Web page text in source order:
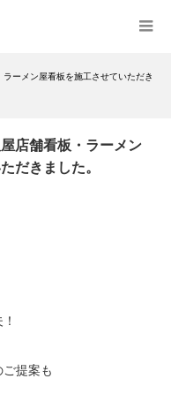
ーメン屋看板を施工させていただき
店舗看板・ラーメン
だきました。
提案も